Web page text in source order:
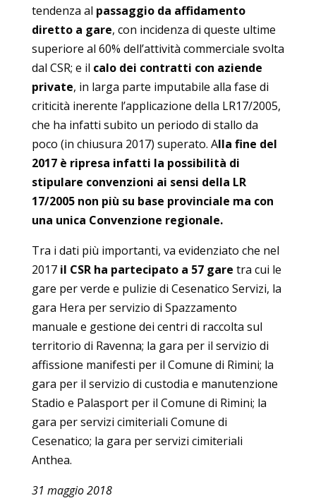
tendenza al passaggio da affidamento
diretto a gare, con incidenza di queste ultime
superiore al 60% dell’attività commerciale svolta
dal CSR; e il calo dei contratti con aziende
private, in larga parte imputabile alla fase di
criticità inerente l’applicazione della LR17/2005,
che ha infatti subito un periodo di stallo da
poco (in chiusura 2017) superato. Alla fine del
2017 è ripresa infatti la possibilità di
stipulare convenzioni ai sensi della LR
17/2005 non più su base provinciale ma con
una unica Convenzione regionale.
Tra i dati più importanti, va evidenziato che nel
2017 il CSR ha partecipato a 57 gare tra cui le
gare per verde e pulizie di Cesenatico Servizi, la
gara Hera per servizio di Spazzamento
manuale e gestione dei centri di raccolta sul
territorio di Ravenna; la gara per il servizio di
affissione manifesti per il Comune di Rimini; la
gara per il servizio di custodia e manutenzione
Stadio e Palasport per il Comune di Rimini; la
gara per servizi cimiteriali Comune di
Cesenatico; la gara per servizi cimiteriali
Anthea.
31 maggio 2018